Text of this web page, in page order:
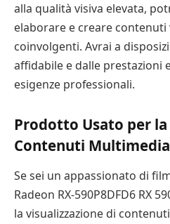
alla qualità visiva elevata,
elaborare e creare contenuti
coinvolgenti. Avrai a
affidabile e dalle prestazioni
esigenze professionali.
Prodotto Usato per
Contenuti
Se sei un appassionato di film
Radeon RX-590P8DFD6 RX
la visualizzazione di